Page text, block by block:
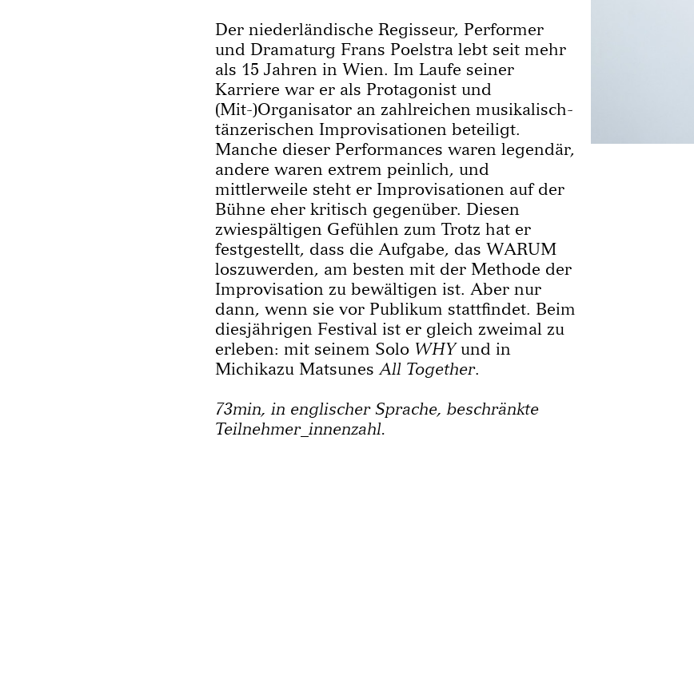
Der niederländische Regisseur, Performer
und Dramaturg Frans Poelstra lebt seit mehr
als 15 Jahren in Wien. Im Laufe seiner
Karriere war er als Protagonist und
(Mit-)Organisator an zahlreichen musikalisch-
tänzerischen Improvisationen beteiligt.
Manche dieser Performances waren legendär,
andere waren extrem peinlich, und
mittlerweile steht er Improvisationen auf der
Bühne eher kritisch gegenüber. Diesen
zwiespältigen Gefühlen zum Trotz hat er
festgestellt, dass die Aufgabe, das WARUM
loszuwerden, am besten mit der Methode der
Improvisation zu bewältigen ist. Aber nur
dann, wenn sie vor Publikum stattfindet. Beim
diesjährigen Festival ist er gleich zweimal zu
erleben: mit seinem SoloWHYund in
Michikazu Matsunes All Together.
73min, in englischer Sprache, beschränkte
Teilnehmer_innenzahl.